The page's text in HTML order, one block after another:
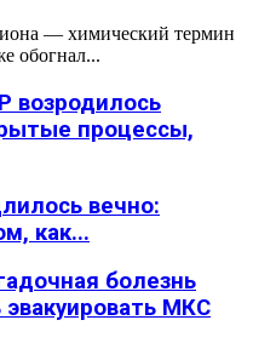
— химический термин
обогнал...
возродилось
процессы,
вечно:
как...
болезнь
МКС